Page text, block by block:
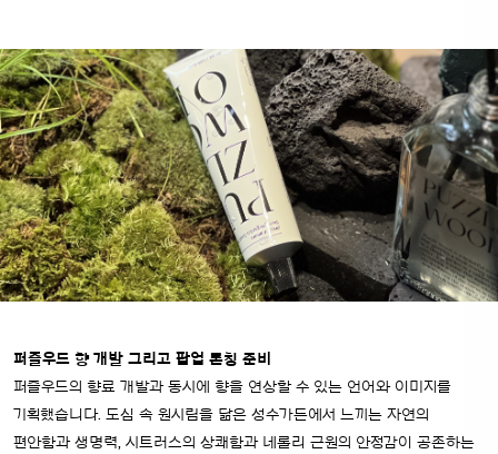
퍼즐우드 향 개발 그리고 팝업 론칭 준비
퍼즐우드의 향료 개발과 동시에 향을 연상할 수 있는 언어와 이미지를
기획했습니다. 도심 속 원시림을 닮은 성수가든에서 느끼는 자연의
편안함과 생명력, 시트러스의 상쾌함과 네롤리 근원의 안정감이 공존하는